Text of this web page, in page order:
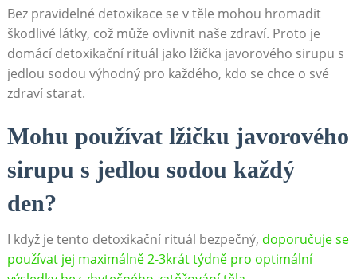
Bez pravidelné⁤ detoxikace se ​v těle mohou hromadit
škodlivé látky, což může ⁣ovlivnit naše zdraví. Proto je
⁤domácí detoxikační rituál ⁤jako⁢ lžička javorového sirupu s
jedlou sodou ⁣výhodný pro každého, ​kdo se chce o své
zdraví starat.
Mohu používat lžičku javorového
sirupu‍ s jedlou sodou každý
den?
I když ‍je tento ⁤detoxikační rituál bezpečný, ⁣ doporučuje se
⁤používat jej maximálně 2-3krát týdně ⁣pro optimální